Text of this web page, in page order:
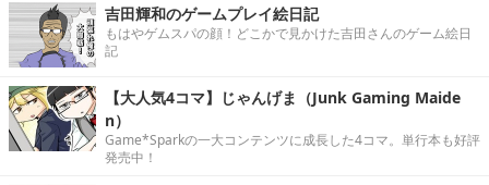
吉田輝和のゲームプレイ絵日記
もはやゲムスパの顔！どこかで見かけた吉田さんのゲーム絵日
記
【大人気4コマ】じゃんげま（Junk Gaming Maide
n）
Game*Sparkの一大コンテンツに成長した4コマ。単行本も好評
発売中！